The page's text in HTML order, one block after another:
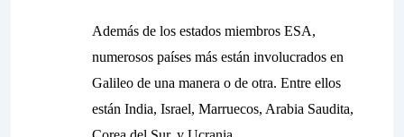
Además de los estados miembros ESA,
numerosos países más están involucrados en
Galileo de una manera o de otra. Entre ellos
están India, Israel, Marruecos, Arabia Saudita,